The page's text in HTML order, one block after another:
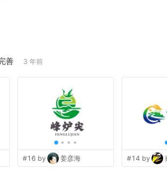
善 3 年前
#16 by 姜彦海 #14 by